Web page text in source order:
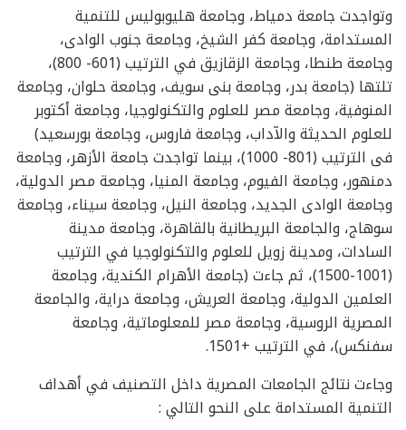
وتواجدت جامعة دمياط، وجامعة هليوبوليس للتنمية
المستدامة، وجامعة كفر الشيخ، وجامعة جنوب الوادى،
وجامعة طنطا، وجامعة الزقازيق في الترتيب (601- 800)،
تلتها (جامعة بدر، وجامعة بنى سويف، وجامعة حلوان، وجامعة
المنوفية، وجامعة مصر للعلوم والتكنولوجيا، وجامعة أكتوبر
للعلوم الحديثة والآداب، وجامعة فاروس، وجامعة بورسعيد)
فى الترتيب (801- 1000)، بينما تواجدت جامعة الأزهر، وجامعة
دمنهور، وجامعة الفيوم، وجامعة المنيا، وجامعة مصر الدولية،
وجامعة الوادى الجديد، وجامعة النيل، وجامعة سيناء، وجامعة
سوهاج، والجامعة البريطانية بالقاهرة، وجامعة مدينة
السادات، ومدينة زويل للعلوم والتكنولوجيا في الترتيب
(1001-1500)، ثم جاءت (جامعة الأهرام الكندية، وجامعة
العلمين الدولية، وجامعة العريش، وجامعة دراية، والجامعة
المصرية الروسية، وجامعة مصر للمعلوماتية، وجامعة
سفنكس)، في الترتيب +1501.
وجاءت نتائج الجامعات المصرية داخل التصنيف في أهداف
التنمية المستدامة على النحو التالي :